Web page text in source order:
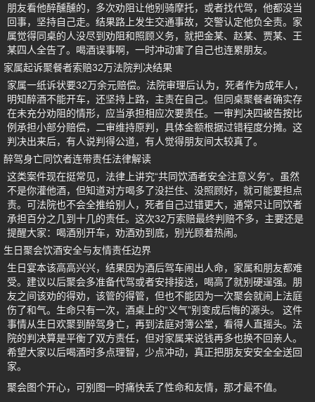
朋友看他醉醺醺的，多次劝阻让他别骑摩托，或者找代驾，他都没当
回事，坚持自己走。结果路上发生交通事故，交警认定他负全责。家
属觉得同桌的人没尽到劝阻和照顾义务，就把金某、赵某、贾某、王
某四人全告了。喝酒误事啊，一时冲动害了自己也连累朋友。
家属起诉聚餐者索赔32万法院判决结果
家属一纸诉状要32万余元赔偿。法院审理后认为，死者作为成年人，
明知醉酒不能开车，还坚持上路，主责在自己。但同桌聚餐者确实存
在未充分劝阻的情形，应当承担相应次要责任。一审判决四被告按比
例承担小部分赔偿，二审维持原判，具体金额根据过错程度分摊。这
判决出来后，有人说判得公道，有人觉得朋友间太较真了。
醉驾身亡同饮者连带责任法律解读
这类案件现在挺常见，法律上讲究“共同饮酒者安全注意义务”。虽然
不是你灌他酒，但知道对方喝多了没拦住、没照顾好，就可能要担点
责。可法院也不会全推给别人，死者自己过错更大，通常只让同饮者
承担百分之几到十几的责任。这次32万索赔最终判赔不多，主要还是
提醒大家：喝酒别开车，劝酒劝到底，别光顾着热闹。
生日聚会饮酒安全与友情责任边界
生日宴本该高高兴兴，结果因为酒后驾车闹出人命，家属和朋友都难
受。建议以后聚会多准备代驾或者安排接送，喝高了就别硬逞强。朋
友之间该劝的得劝，该管的得管，但也不能因为一次聚会就闹上法庭
伤了和气。生命只有一次，酒桌上的“义气”别变成后悔的源头。 这件
事情从生日欢聚到醉驾身亡，再到法庭对簿公堂，看得人直摇头。法
院的判决算是平衡了双方责任，但对家属来说钱再多也换不回亲人。
希望大家以后喝酒时多点理智，少点冲动，真正把朋友安安全全送回
家。
聚会图个开心，可别图一时痛快丢了性命和友情，那才最不值。